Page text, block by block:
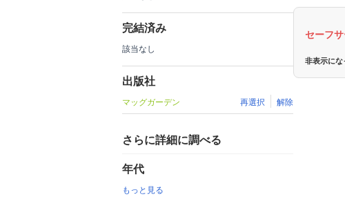
完結済み
該当なし
出版社
マッグガーデン 再選択 解除
さらに詳細に調べる
年代
もっと見る
セーフ
非表示に